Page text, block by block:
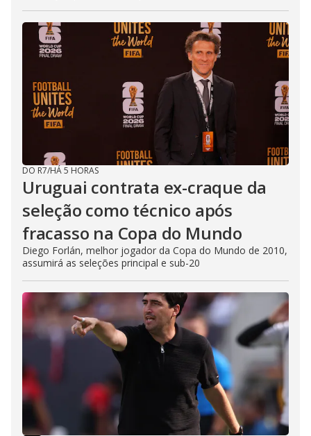
DO R7/HÁ 5 HORAS
Uruguai contrata ex-craque da
seleção como técnico após
fracasso na Copa do Mundo
Diego Forlán, melhor jogador da Copa do Mundo de 2010,
assumirá as seleções principal e sub-20